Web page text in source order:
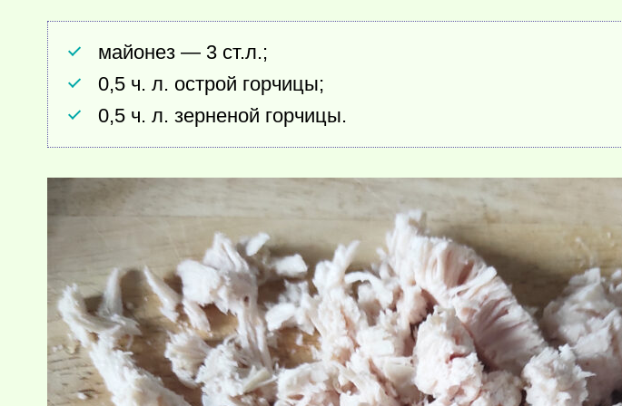
майонез — 3 ст.л.;
0,5 ч. л. острой горчицы;
0,5 ч. л. зерненой горчицы.